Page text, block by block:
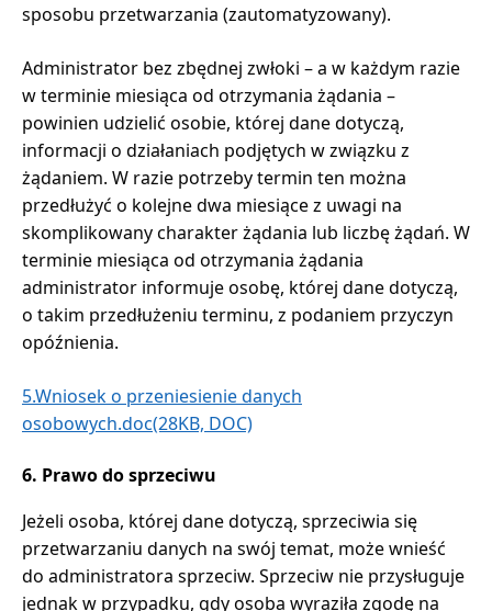
sposobu przetwarzania (zautomatyzowany).
Administrator bez zbędnej zwłoki – a w każdym razie
w terminie miesiąca od otrzymania żądania –
powinien udzielić osobie, której dane dotyczą,
informacji o działaniach podjętych w związku z
żądaniem. W razie potrzeby termin ten można
przedłużyć o kolejne dwa miesiące z uwagi na
skomplikowany charakter żądania lub liczbę żądań. W
terminie miesiąca od otrzymania żądania
administrator informuje osobę, której dane dotyczą,
o takim przedłużeniu terminu, z podaniem przyczyn
opóźnienia.
5.Wniosek o przeniesienie danych
osobowych.doc(28KB, DOC)
6. Prawo do sprzeciwu
Jeżeli osoba, której dane dotyczą, sprzeciwia się
przetwarzaniu danych na swój temat, może wnieść
do administratora sprzeciw. Sprzeciw nie przysługuje
jednak w przypadku, gdy osoba wyraziła zgodę na